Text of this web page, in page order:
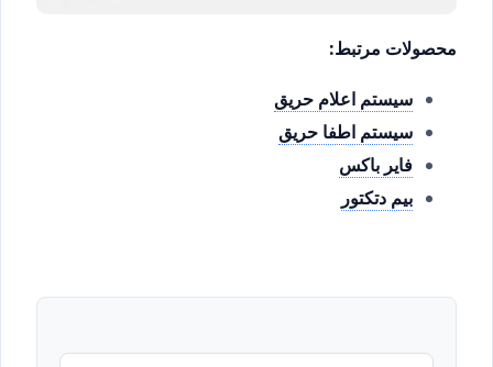
محصولات مرتبط:
سیستم اعلام حریق
سیستم اطفا حریق
فایر باکس
بیم دتکتور